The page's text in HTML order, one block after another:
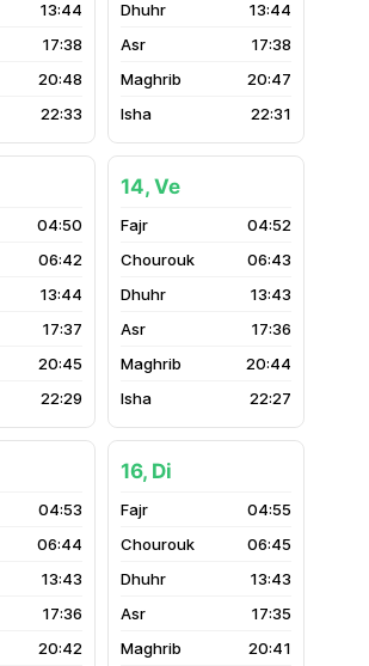
13:44
17:38
20:48
22:33
13:44
17:38
20:47
22:31
04:50
06:42
13:44
17:37
20:45
22:29
14, Ve
04:52
06:43
13:43
17:36
20:44
22:27
04:53
06:44
13:43
17:36
20:42
16, Di
04:55
06:45
13:43
17:35
20:41